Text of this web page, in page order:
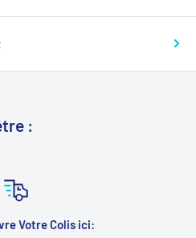
:
Votre Colis ici: